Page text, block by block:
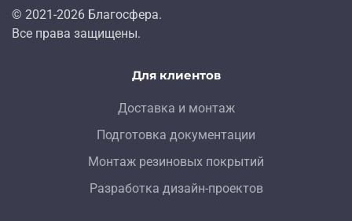
© 2021-2026 Благосфера.
Все права защищены.
Для клиентов
Доставка и монтаж
Подготовка документации
Монтаж резиновых покрытий
Разработка дизайн-проектов